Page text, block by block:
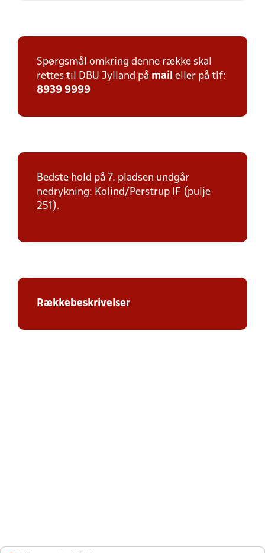
Spørgsmål omkring denne række skal
rettes til DBU Jylland på mail eller på tlf:
8939 9999
Bedste hold på 7. pladsen undgår
nedrykning: Kolind/Perstrup IF (pulje
251).
Rækkebeskrivelser